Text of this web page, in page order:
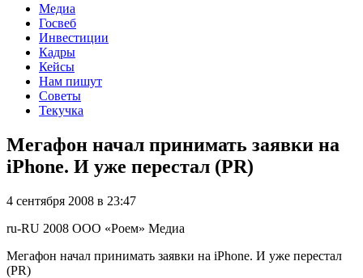
Медиа
Госвеб
Инвестиции
Кадры
Кейсы
Нам пишут
Советы
Текучка
Мегафон начал принимать заявки на
iPhone. И уже перестал (PR)
4 сентября 2008 в 23:47
ru-RU 2008 ООО «Роем» Медиа
Мегафон начал принимать заявки на iPhone. И уже перестал
(PR)